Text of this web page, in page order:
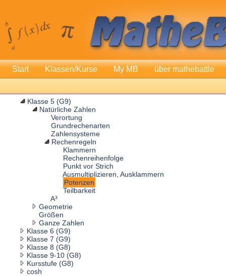
Start Klassen/Kurse My MB über mathebattle
Klasse 5 (G9)
Natürliche Zahlen
Verortung
Grundrechenarten
Zahlensysteme
Rechenregeln
Klammern
Rechenreihenfolge
Punkt vor Strich
Ausmultiplizieren, Ausklammern
Potenzen
Teilbarkeit
A³
Geometrie
Größen
Ganze Zahlen
Klasse 6 (G9)
Klasse 7 (G9)
Klasse 8 (G8)
Klasse 9-10 (G8)
Kursstufe (G8)
cosh